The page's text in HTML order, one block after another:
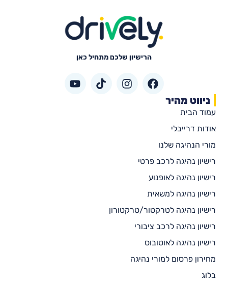
הרישיון שלכם מתחיל כאן
ניווט מהיר
עמוד הבית
אודות דרייבלי
מורי הנהיגה שלנו
רישיון נהיגה לרכב פרטי
רישיון נהיגה לאופנוע
רישיון נהיגה למשאית
רישיון נהיגה לטרקטור/טרקטורון
רישיון נהיגה לרכב ציבורי
רישיון נהיגה לאוטובוס
מחירון פרסום למורי נהיגה
בלוג